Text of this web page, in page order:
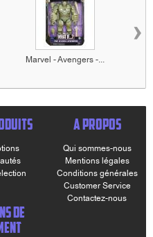
Marvel - Avengers -...
›
A PROPOS
Qui sommes-nous
Mentions légales
Conditions générales
Customer Service
Contactez-nous
DE